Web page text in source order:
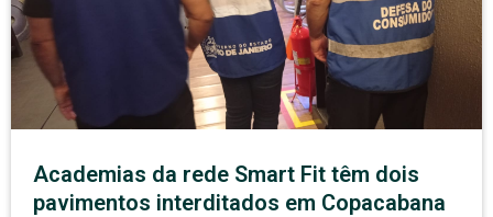
Academias da rede Smart Fit têm dois
pavimentos interditados em Copacabana